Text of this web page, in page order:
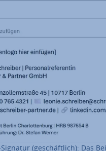
(ge­schäft­lich): Das